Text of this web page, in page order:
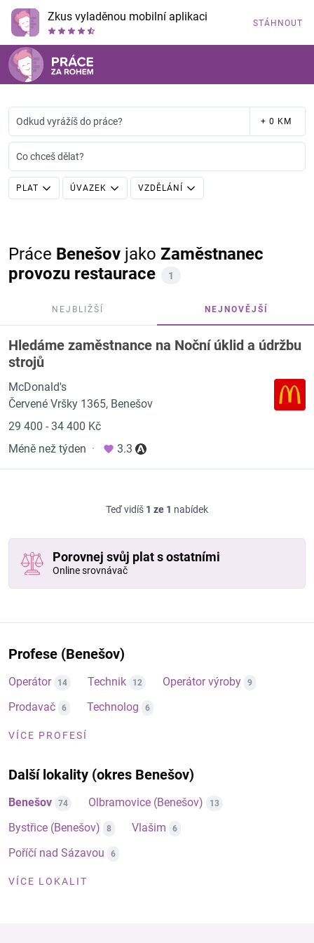
Zkus vyladěnou mobilní aplikaci STÁHNOUT
Odkud vyrážíš do práce? + 0 KM
Co chceš dělat?
PLAT ÚVAZEK VZDĚLÁNÍ
Práce Benešov jako Zaměstnanec
provozu restaurace
1
NEJBLIŽŠÍ NEJNOVĚJŠÍ
Hledáme zaměstnance na Noční úklid a údržbu
strojů
McDonald's
Červené Vršky 1365, Benešov
29 400 - 34 400 Kč
Méně než týden · 3.3
Teď vidíš 1 ze 1 nabídek
Porovnej svůj plat s ostatními
Online srovnávač
Profese (Benešov)
Operátor 14 Technik 12 Operátor výroby 9
Prodavač 6 Technolog 6
VÍCE PROFESÍ
Další lokality (okres Benešov)
Benešov 74 Olbramovice (Benešov) 13
Bystřice (Benešov) 8 Vlašim 6
Poříčí nad Sázavou 6
VÍCE LOKALIT